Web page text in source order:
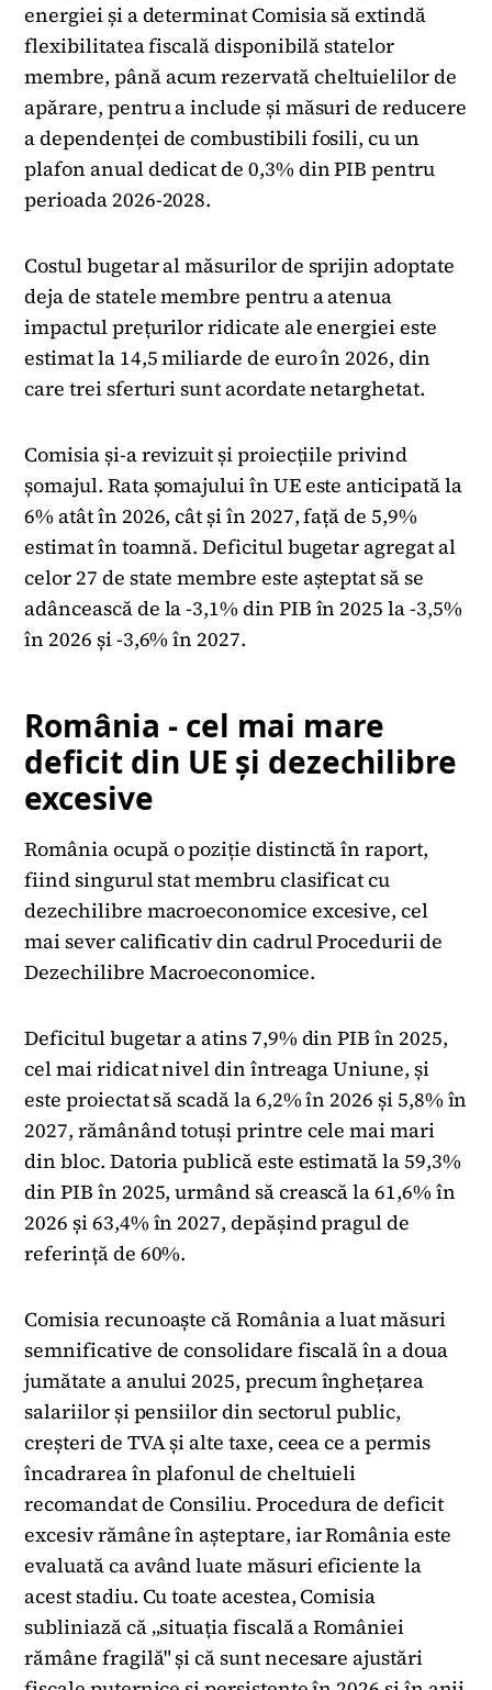
energiei și a determinat Comisia să extindă
flexibilitatea fiscală disponibilă statelor
membre, până acum rezervată cheltuielilor de
apărare, pentru a include și măsuri de reducere
a dependenței de combustibili fosili, cu un
plafon anual dedicat de 0,3% din PIB pentru
perioada 2026-2028.
Costul bugetar al măsurilor de sprijin adoptate
deja de statele membre pentru a atenua
impactul prețurilor ridicate ale energiei este
estimat la 14,5 miliarde de euro în 2026, din
care trei sferturi sunt acordate netarghetat.
Comisia și-a revizuit și proiecțiile privind
șomajul. Rata șomajului în UE este anticipată la
6% atât în 2026, cât și în 2027, față de 5,9%
estimat în toamnă. Deficitul bugetar agregat al
celor 27 de state membre este așteptat să se
adâncească de la -3,1% din PIB în 2025 la -3,5%
în 2026 și -3,6% în 2027.
România - cel mai mare
deficit din UE și dezechilibre
excesive
România ocupă o poziție distinctă în raport,
fiind singurul stat membru clasificat cu
dezechilibre macroeconomice excesive, cel
mai sever calificativ din cadrul Procedurii de
Dezechilibre Macroeconomice.
Deficitul bugetar a atins 7,9% din PIB în 2025,
cel mai ridicat nivel din întreaga Uniune, și
este proiectat să scadă la 6,2% în 2026 și 5,8% în
2027, rămânând totuși printre cele mai mari
din bloc. Datoria publică este estimată la 59,3%
din PIB în 2025, urmând să crească la 61,6% în
2026 și 63,4% în 2027, depășind pragul de
referință de 60%.
Comisia recunoaște că România a luat măsuri
semnificative de consolidare fiscală în a doua
jumătate a anului 2025, precum înghețarea
salariilor și pensiilor din sectorul public,
creșteri de TVA și alte taxe, ceea ce a permis
încadrarea în plafonul de cheltuieli
recomandat de Consiliu. Procedura de deficit
excesiv rămâne în așteptare, iar România este
evaluată ca având luate măsuri eficiente la
acest stadiu. Cu toate acestea, Comisia
subliniază că „situația fiscală a României
rămâne fragilă" și că sunt necesare ajustări